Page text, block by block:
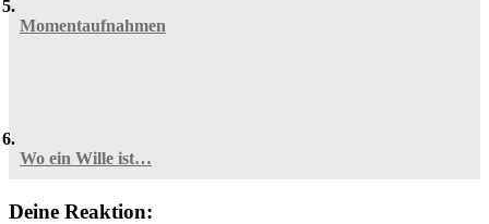
Momentaufnahmen
Wo ein Wille ist…
Deine Reaktion: